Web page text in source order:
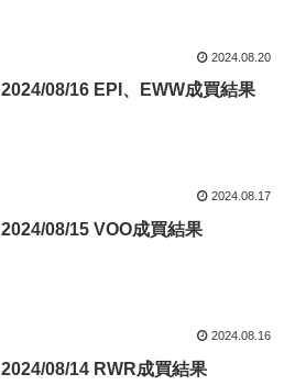
2024.08.20
2024/08/16 EPI、EWW成買結果
2024.08.17
2024/08/15 VOO成買結果
2024.08.16
2024/08/14 RWR成買結果